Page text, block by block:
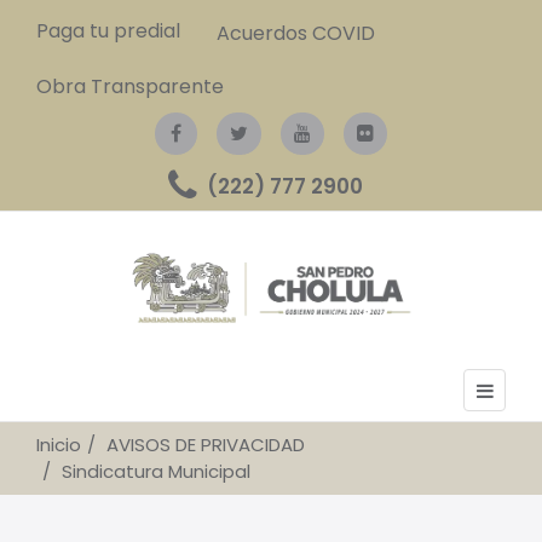
Paga tu predial
Acuerdos COVID
Obra Transparente
(222) 777 2900
Inicio
AVISOS DE PRIVACIDAD
Sindicatura Municipal